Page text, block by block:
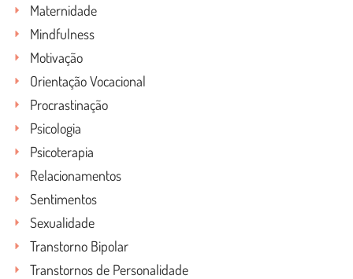
Maternidade
Mindfulness
Motivação
Orientação Vocacional
Procrastinação
Psicologia
Psicoterapia
Relacionamentos
Sentimentos
Sexualidade
Transtorno Bipolar
Transtornos de Personalidade